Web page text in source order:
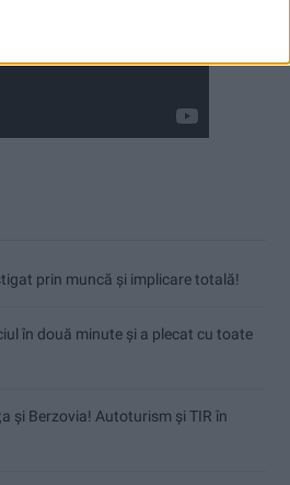
prin muncă și implicare totală!
în două minute și a plecat cu toate
și Berzovia! Autoturism și TIR în